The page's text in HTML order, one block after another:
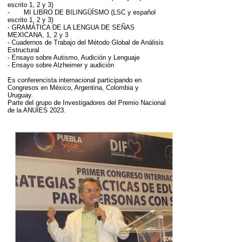
escrito 1, 2 y 3)
- MI LIBRO DE BILINGÜÍSMO (LSC y español
escrito 1, 2 y 3)
- GRAMÁTICA DE LA LENGUA DE SEÑAS
MEXICANA, 1, 2 y 3
- Cuadernos de Trabajo del Método Global de Análisis
Estructural
- Ensayo sobre Autismo, Audición y Lenguaje
- Ensayo sobre Alzheimer y audición
Es conferencista internacional participando en
Congresos en México, Argentina, Colombia y
Uruguay.
Parte del grupo de Investigadores del Premio Nacional
de la ANUIES 2023.